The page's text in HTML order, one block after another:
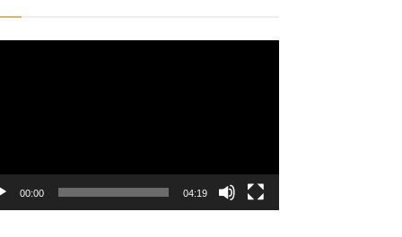
00:00 04:19